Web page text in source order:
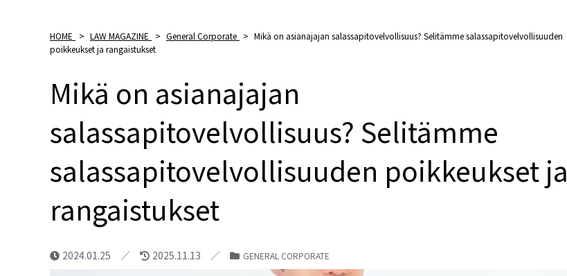
HOME > LAW MAGAZINE > General Corporate > Mikä on asianajajan salassapitovelvollisuus? Selitämme salassapitovelvollisuuden
poikkeukset ja rangaistukset
Mikä on asianajajan
salassapitovelvollisuus? Selitämme
salassapitovelvollisuuden poikkeukset ja
rangaistukset
2024.01.25 2025.11.13 GENERAL CORPORATE